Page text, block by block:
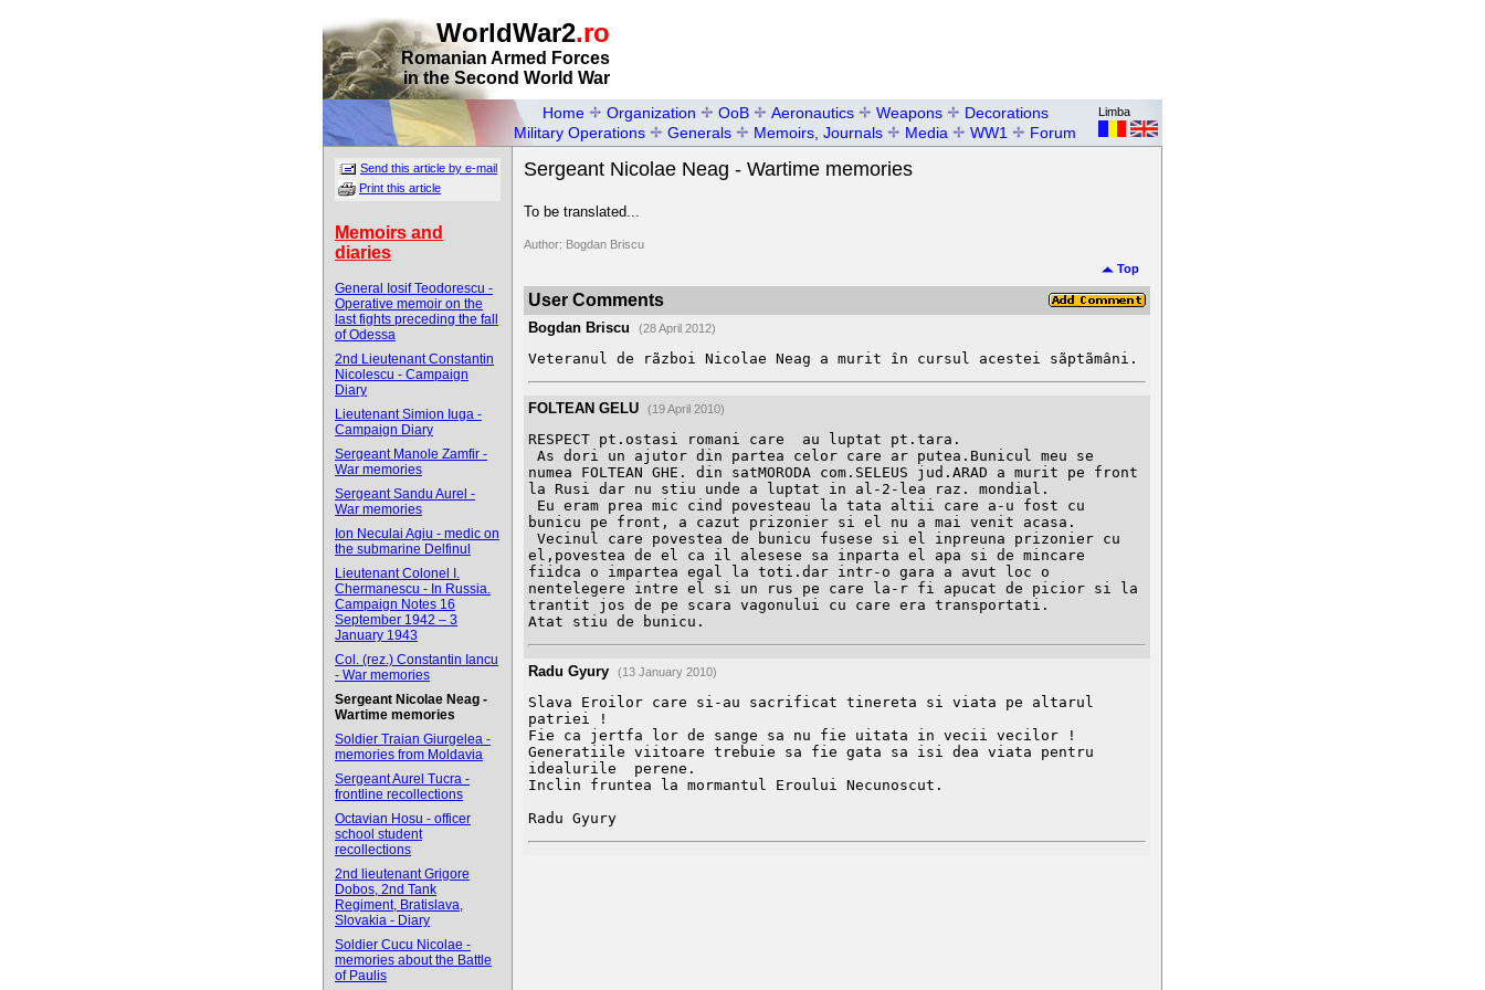
WorldWar2.ro
Romanian Armed Forces
in the Second World War
Home Organization OoB Aeronautics Weapons
Decorations
Military Operations
Generals Memoirs, Journals Media WW1 Forum
Limba
Send this article by e-mail
Print this article
Memoirs and
diaries
General Iosif Teodorescu -
Operative memoir on the
last fights preceding the fall
of Odessa
2nd Lieutenant Constantin
Nicolescu - Campaign
Diary
Lieutenant Simion Iuga -
Campaign Diary
Sergeant Manole Zamfir -
War memories
Sergeant Sandu Aurel -
War memories
Ion Neculai Agiu - medic on
the submarine Delfinul
Lieutenant Colonel I.
Chermanescu - In Russia.
Campaign Notes 16
September 1942 – 3
January 1943
Col. (rez.) Constantin Iancu
- War memories
Sergeant Nicolae Neag -
Wartime memories
Soldier Traian Giurgelea -
memories from Moldavia
Sergeant Aurel Tucra -
frontline recollections
Octavian Hosu - officer
school student
recollections
2nd lieutenant Grigore
Dobos, 2nd Tank
Regiment, Bratislava,
Slovakia - Diary
Soldier Cucu Nicolae -
memories about the Battle
of Paulis
Sergeant Nicolae Neag - Wartime memories
To be translated...
Author: Bogdan Briscu
Top
User Comments
Bogdan Briscu (28 April 2012)
Veteranul de rãzboi Nicolae Neag a murit în cursul acestei sãptãmâni.
FOLTEAN GELU (19 April 2010)
RESPECT pt.ostasi romani care  au luptat pt.tara.
numea FOLTEAN GHE. din satMORODA com.SELEUS jud.ARAD a murit pe front
la Rusi dar nu stiu unde a luptat in al-2-lea raz. mondial.
bunicu pe front, a cazut prizonier si el nu a mai venit acasa.
el,povestea de el ca il alesese sa inparta el apa si de mincare
fiidca o impartea egal la toti.dar intr-o gara a avut loc o
nentelegere intre el si un rus pe care la-r fi apucat de picior si la
trantit jos de pe scara vagonului cu care era transportati.
Atat stiu de bunicu.
Radu Gyury (13 January 2010)
Slava Eroilor care si-au sacrificat tinereta si viata pe altarul
patriei !
Fie ca jertfa lor de sange sa nu fie uitata in vecii vecilor !
Generatiile viitoare trebuie sa fie gata sa isi dea viata pentru
idealurile  perene.
Inclin fruntea la mormantul Eroului Necunoscut.
Radu Gyury